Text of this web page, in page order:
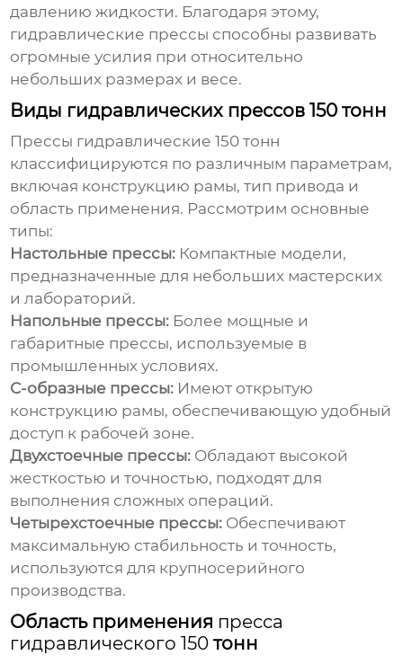
давлению жидкости. Благодаря этому,
гидравлические прессы способны развивать
огромные усилия при относительно
небольших размерах и весе.
Виды гидравлических прессов 150 тонн
Прессы гидравлические 150 тонн
классифицируются по различным параметрам,
включая конструкцию рамы, тип привода и
область применения. Рассмотрим основные
типы:
Настольные прессы: Компактные модели,
предназначенные для небольших мастерских
и лабораторий.
Напольные прессы: Более мощные и
габаритные прессы, используемые в
промышленных условиях.
С-образные прессы: Имеют открытую
конструкцию рамы, обеспечивающую удобный
доступ к рабочей зоне.
Двухстоечные прессы: Обладают высокой
жесткостью и точностью, подходят для
выполнения сложных операций.
Четырехстоечные прессы: Обеспечивают
максимальную стабильность и точность,
используются для крупносерийного
производства.
Область применения пресса
гидравлического 150 тонн